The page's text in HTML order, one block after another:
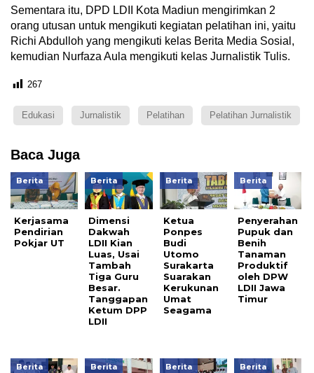
Sementara itu, DPD LDII Kota Madiun mengirimkan 2
orang utusan untuk mengikuti kegiatan pelatihan ini, yaitu
Richi Abdulloh yang mengikuti kelas Berita Media Sosial,
kemudian Nurfaza Aula mengikuti kelas Jurnalistik Tulis.
267
Edukasi Jurnalistik Pelatihan Pelatihan Jurnalistik
Baca Juga
Berita
Kerjasama
Pendirian
Pokjar UT
Berita
Dimensi
Dakwah
LDII Kian
Luas, Usai
Tambah
Tiga Guru
Besar.
Tanggapan
Ketum DPP
LDII
Berita
Ketua
Ponpes
Budi
Utomo
Surakarta
Suarakan
Kerukunan
Umat
Seagama
Berita
Penyerahan
Pupuk dan
Benih
Tanaman
Produktif
oleh DPW
LDII Jawa
Timur
Berita Berita Berita Berita